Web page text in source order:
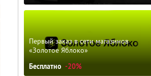
Первый заказ в сети магазинов
«Золотое Яблоко»
Бесплатно -20%